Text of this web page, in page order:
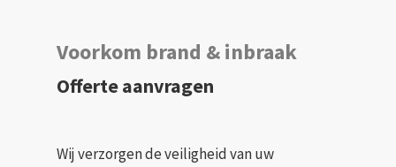
Voorkom brand & inbraak
Offerte aanvragen
Wij verzorgen de veiligheid van uw